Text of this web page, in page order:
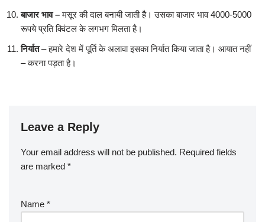
बाजार भाव –मसूर की दाल बनायी जाती है। उसका बाजार भाव 4000-5000
रूपये प्रति क्विंटल के लगभग मिलता है।
निर्यात– हमारे देश में पूर्ति के अलावा इसका निर्यात किया जाता है। आयात नहीं
– करना पड़ता है।
Leave a Reply
Your email address will not be published. Required fields
are marked *
Name *